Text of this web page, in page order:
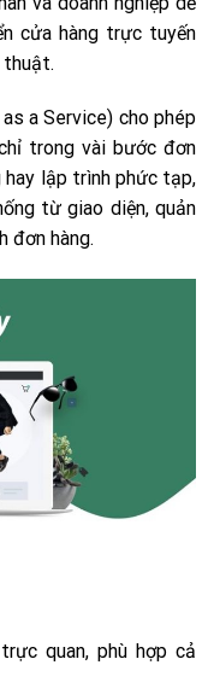
cửa hàng trực tuyến
thuật.
a Service) cho phép
trong vài bước đơn
lập trình phức tạp,
từ giao diện, quản
đơn hàng.
quan, phù hợp cả